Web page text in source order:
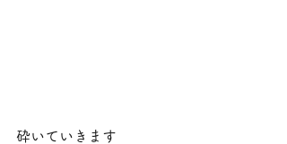
砕いていきます